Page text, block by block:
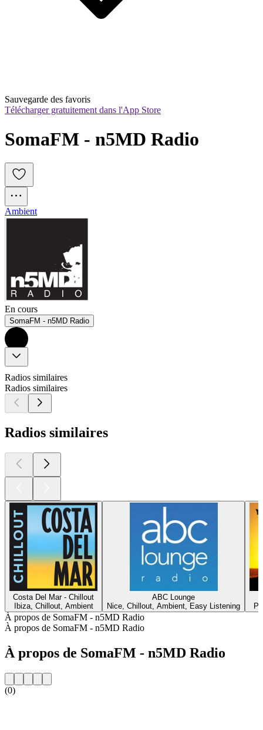
Sauvegarde des favoris
Télécharger gratuitement dans l'App Store
SomaFM - n5MD Radio
Ambient
En cours
SomaFM - n5MD Radio
Radios similaires
Radios similaires
Radios similaires
Costa Del Mar - Chillout
Ibiza, Chillout, Ambient
ABC Lounge
Nice, Chillout, Ambient, Easy Listening
À propos de SomaFM - n5MD Radio
À propos de SomaFM - n5MD Radio
À propos de SomaFM - n5MD Radio
(0)